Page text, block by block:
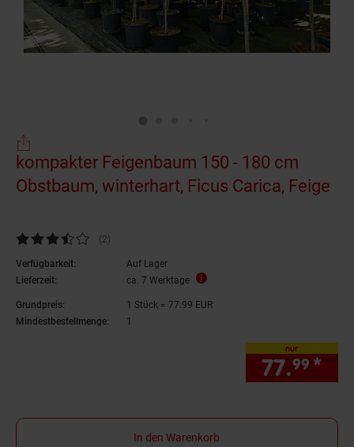
kompakter Feigenbaum 150 - 180 cm
Obstbaum, winterhart, Ficus Carica, Feige
Kundenbewertung: 3,5 von 5 Sternen
(2Kundenbewertungen
)
Verfügbarkeit:
Auf Lager
Lieferzeit:
ca. 7 Werktage
Grundpreis:
1 Stück = 77.99 EUR
Mindestbestellmenge:
1
nur
77.99 *
In den Warenkorb